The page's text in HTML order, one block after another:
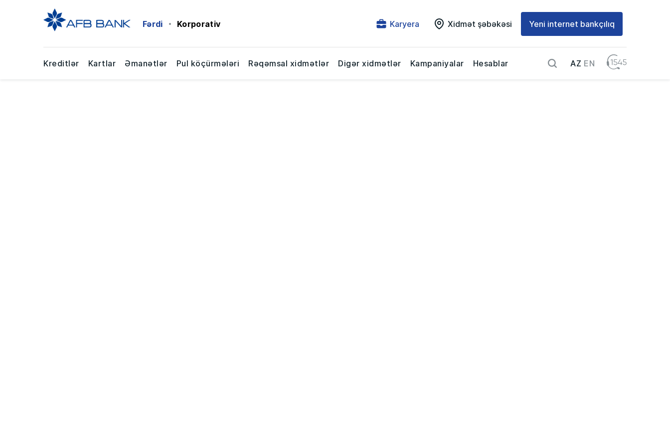
Fərdi Korporativ Karyera Xidmət şəbəkəsi Yeni internet bankçılıq
Kreditlər Kartlar Əmanətlər Pul köçürmələri Rəqəmsal xidmətlər Digər xidmətlər Kampaniyalar Hesablar AZ EN